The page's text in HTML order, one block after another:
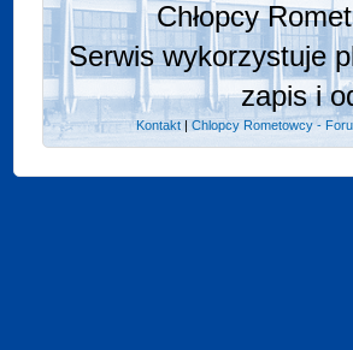
Chłopcy
Serwis wykorzystuje
zapis i
Kontakt|Chlopcy Rometowcy -